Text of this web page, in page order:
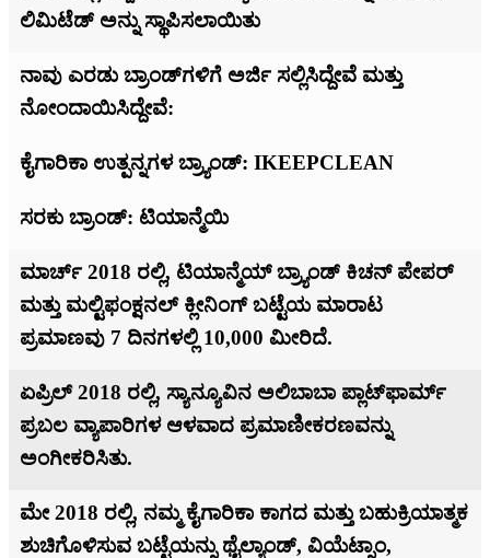
ಲಿಮಿಟೆಡ್ ಅನ್ನು ಸ್ಥಾಪಿಸಲಾಯಿತು
ನಾವು ಎರಡು ಬ್ರಾಂಡ್‌ಗಳಿಗೆ ಅರ್ಜಿ ಸಲ್ಲಿಸಿದ್ದೇವೆ ಮತ್ತು
ನೋಂದಾಯಿಸಿದ್ದೇವೆ:
ಕೈಗಾರಿಕಾ ಉತ್ಪನ್ನಗಳ ಬ್ರ್ಯಾಂಡ್: IKEEPCLEAN
ಸರಕು ಬ್ರಾಂಡ್: ಟಿಯಾನ್ಮೆಯಿ
ಮಾರ್ಚ್ 2018 ರಲ್ಲಿ, ಟಿಯಾನ್ಮೆಯ್ ಬ್ರ್ಯಾಂಡ್ ಕಿಚನ್ ಪೇಪರ್
ಮತ್ತು ಮಲ್ಟಿಫಂಕ್ಷನಲ್ ಕ್ಲೀನಿಂಗ್ ಬಟ್ಟೆಯ ಮಾರಾಟ
ಪ್ರಮಾಣವು 7 ದಿನಗಳಲ್ಲಿ 10,000 ಮೀರಿದೆ.
ಏಪ್ರಿಲ್ 2018 ರಲ್ಲಿ, ಸ್ಯಾನ್ಯೂವಿನ ಅಲಿಬಾಬಾ ಪ್ಲಾಟ್‌ಫಾರ್ಮ್
ಪ್ರಬಲ ವ್ಯಾಪಾರಿಗಳ ಆಳವಾದ ಪ್ರಮಾಣೀಕರಣವನ್ನು
ಅಂಗೀಕರಿಸಿತು.
ಮೇ 2018 ರಲ್ಲಿ, ನಮ್ಮ ಕೈಗಾರಿಕಾ ಕಾಗದ ಮತ್ತು ಬಹುಕ್ರಿಯಾತ್ಮಕ
ಶುಚಿಗೊಳಿಸುವ ಬಟ್ಟೆಯನ್ನು ಥೈಲ್ಯಾಂಡ್, ವಿಯೆಟ್ನಾಂ,